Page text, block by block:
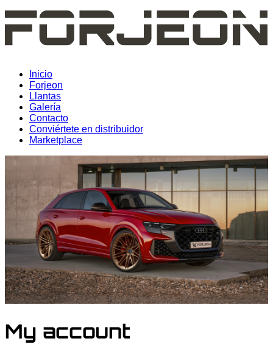
Inicio
Forjeon
Llantas
Galería
Contacto
Conviértete en distribuidor
Marketplace
My account